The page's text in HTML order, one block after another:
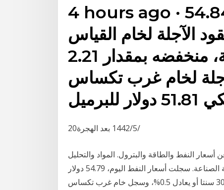
4 hours ago · سجلت أسعار النفط، 54.84
الآجلة لخام القياس
العالمي برنت، أمس الجمعة، منخفضه بمقدار 2.21
لخام غرب تكساس
20‏‏/5‏‏/1442 بعد الهجرة
أسعار النفط والطاقة والبترول. المواد والتحليل
والاستخبارات السوق على النفط والغاز والبترول والطاقة الصناعة. سجلت أسعار النفط اليوم، 54.79 دولار
للبرميل وذلك لخام القياس العالمي برنت منخفضا بمقدار 30 سنتا أو يعادل 0.5%، وسجل خام غرب تكساس